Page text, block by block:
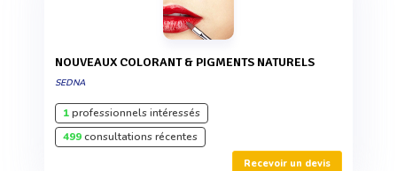
NOUVEAUX COLORANT & PIGMENTS NATURELS
SEDNA
1professionnels intéressés
499consultations récentes
Recevoir un devis